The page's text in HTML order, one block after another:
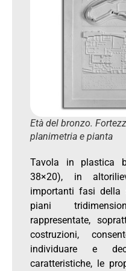
Età del bronzo.
planimetria e pianta
Tavola in plastica
38×20), in
importanti fasi della
piani
rappresentate,
costruzioni,
individuare e
caratteristiche, le